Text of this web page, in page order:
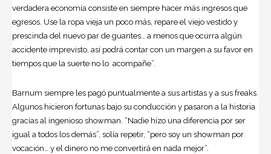
verdadera economía consiste en siempre hacer más ingresos que
egresos. Use la ropa vieja un poco más, repare el viejo vestido y
prescinda del nuevo par de guantes… a menos que ocurra algún
accidente imprevisto, así podrá contar con un margen a su favor en
tiempos que la suerte no lo acompañe”.
Barnum siempre les pagó puntualmente a sus artistas y a sus freaks.
Algunos hicieron fortunas bajo su conducción y pasaron a la historia
gracias al ingenioso showman. “Nadie hizo una diferencia por ser
igual a todos los demás”, solía repetir, “pero soy un showman por
vocación… y el dinero no me convertirá en nada mejor”.